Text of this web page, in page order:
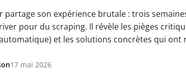
partage son expérience brutale : trois
pour du scraping. Il révèle les pièges
et les solutions concrètes qui ont
17 mai 2026